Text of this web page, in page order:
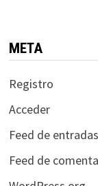
META
Registro
Acceder
Feed de entradas
Feed de